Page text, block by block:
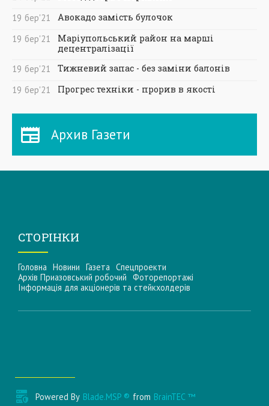
19 бер'21
Авокадо замість булочок
19 бер'21
Маріупольський район на марші
децентралізації
19 бер'21
Тижневий запас - без заміни балонів
19 бер'21 Прогрес техніки - прорив в якості
Архив Газети
СТОРІНКИ
Головна Новини Газета Спецпроекти
Архів Приазовський робочий Фоторепортажі
Інформацiя для акцiонерiв та стейкхолдерiв
Powered By Blade.MSP ® from BrainTEC ™